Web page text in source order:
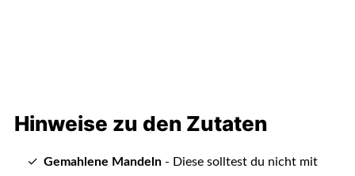
Hinweise zu den Zutaten
Gemahlene Mandeln- Diese solltest du nicht mit